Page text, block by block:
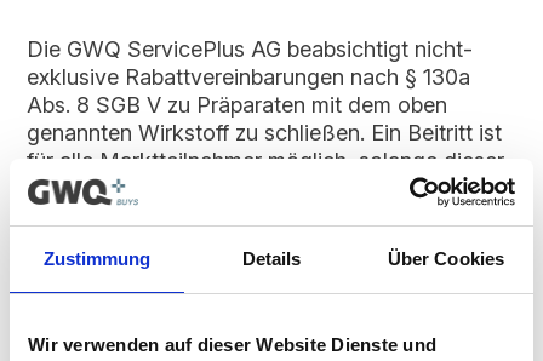
Zustimmung Details Über Cookies
Wir verwenden auf dieser Website Dienste und
Die GWQ ServicePlus AG beabsichtigt nicht-
exklusive Rabattvereinbarungen nach § 130a
Abs. 8 SGB V zu Präparaten mit dem oben
genannten Wirkstoff zu schließen. Ein Beitritt ist
für alle Marktteilnehmer möglich, solange dieser
Vertrag im Vergabeportal gelistet ist.
Vertragsunterlagen
Bitte melden Sie sich an, um Ihre
herunterzuladen. Sie haben noch kein